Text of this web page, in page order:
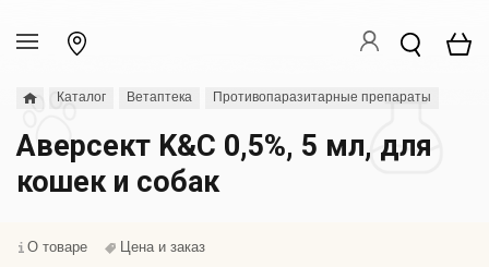
Каталог Ветаптека Противопаразитарные препараты
Аверсект K&C 0,5%, 5 мл, для
кошек и собак
О товаре Цена и заказ